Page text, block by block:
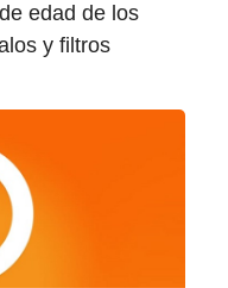
edad de los
y filtros